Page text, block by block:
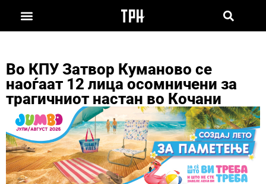
Во КПУ Затвор Куманово се
наоѓаат 12 лица осомничени за
трагичниот настан во Кочани